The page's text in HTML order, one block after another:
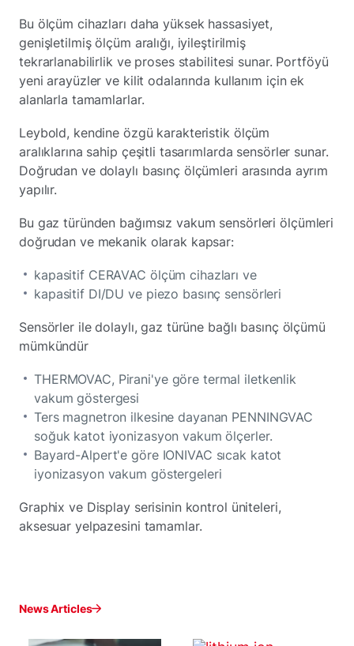
Bu ölçüm cihazları daha yüksek hassasiyet,
genişletilmiş ölçüm aralığı, iyileştirilmiş
tekrarlanabilirlik ve proses stabilitesi sunar. Portföyü
yeni arayüzler ve kilit odalarında kullanım için ek
alanlarla tamamlarlar.
Leybold, kendine özgü karakteristik ölçüm
aralıklarına sahip çeşitli tasarımlarda sensörler sunar.
Doğrudan ve dolaylı basınç ölçümleri arasında ayrım
yapılır.
Bu gaz türünden bağımsız vakum sensörleri ölçümleri
doğrudan ve mekanik olarak kapsar:
kapasitif CERAVAC ölçüm cihazları ve
kapasitif DI/DU ve piezo basınç sensörleri
Sensörler ile dolaylı, gaz türüne bağlı basınç ölçümü
mümkündür
THERMOVAC, Pirani'ye göre termal iletkenlik
vakum göstergesi
Ters magnetron ilkesine dayanan PENNINGVAC
soğuk katot iyonizasyon vakum ölçerler.
Bayard-Alpert'e göre IONIVAC sıcak katot
iyonizasyon vakum göstergeleri
Graphix ve Display serisinin kontrol üniteleri,
aksesuar yelpazesini tamamlar.
News Articles